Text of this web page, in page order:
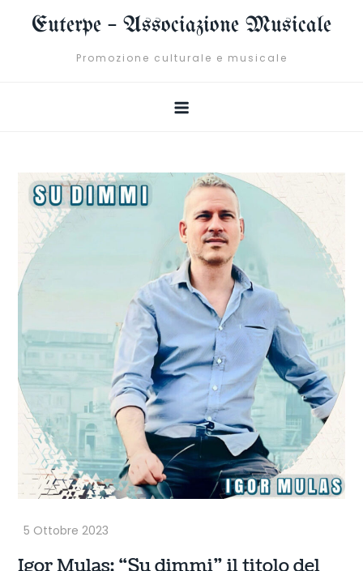
Euterpe – Associazione Musicale
Promozione culturale e musicale
Igor Mulas: “Su dimmi” il titolo del